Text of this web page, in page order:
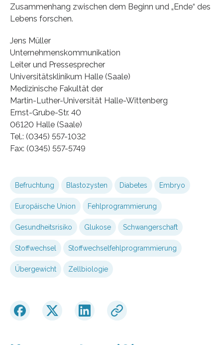
Zusammenhang zwischen dem Beginn und „Ende“ des
Lebens forschen.
Jens Müller
Unternehmenskommunikation
Leiter und Pressesprecher
Universitätsklinikum Halle (Saale)
Medizinische Fakultät der
Martin-Luther-Universität Halle-Wittenberg
Ernst-Grube-Str. 40
06120 Halle (Saale)
Tel.: (0345) 557-1032
Fax: (0345) 557-5749
Befruchtung Blastozysten Diabetes Embryo
Europäische Union Fehlprogrammierung
Gesundheitsrisiko Glukose Schwangerschaft
Stoffwechsel Stoffwechselfehlprogrammierung
Übergewicht Zellbiologie